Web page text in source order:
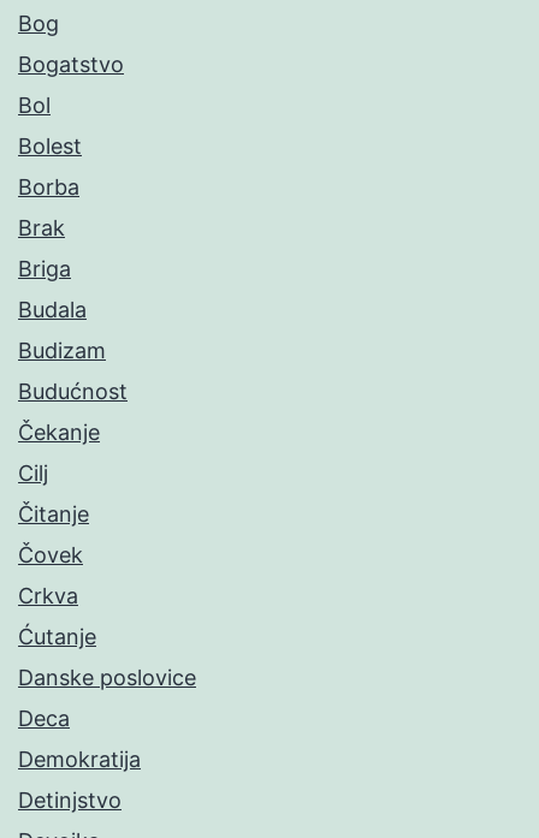
Bog
Bogatstvo
Bol
Bolest
Borba
Brak
Briga
Budala
Budizam
Budućnost
Čekanje
Cilj
Čitanje
Čovek
Crkva
Ćutanje
Danske poslovice
Deca
Demokratija
Detinjstvo